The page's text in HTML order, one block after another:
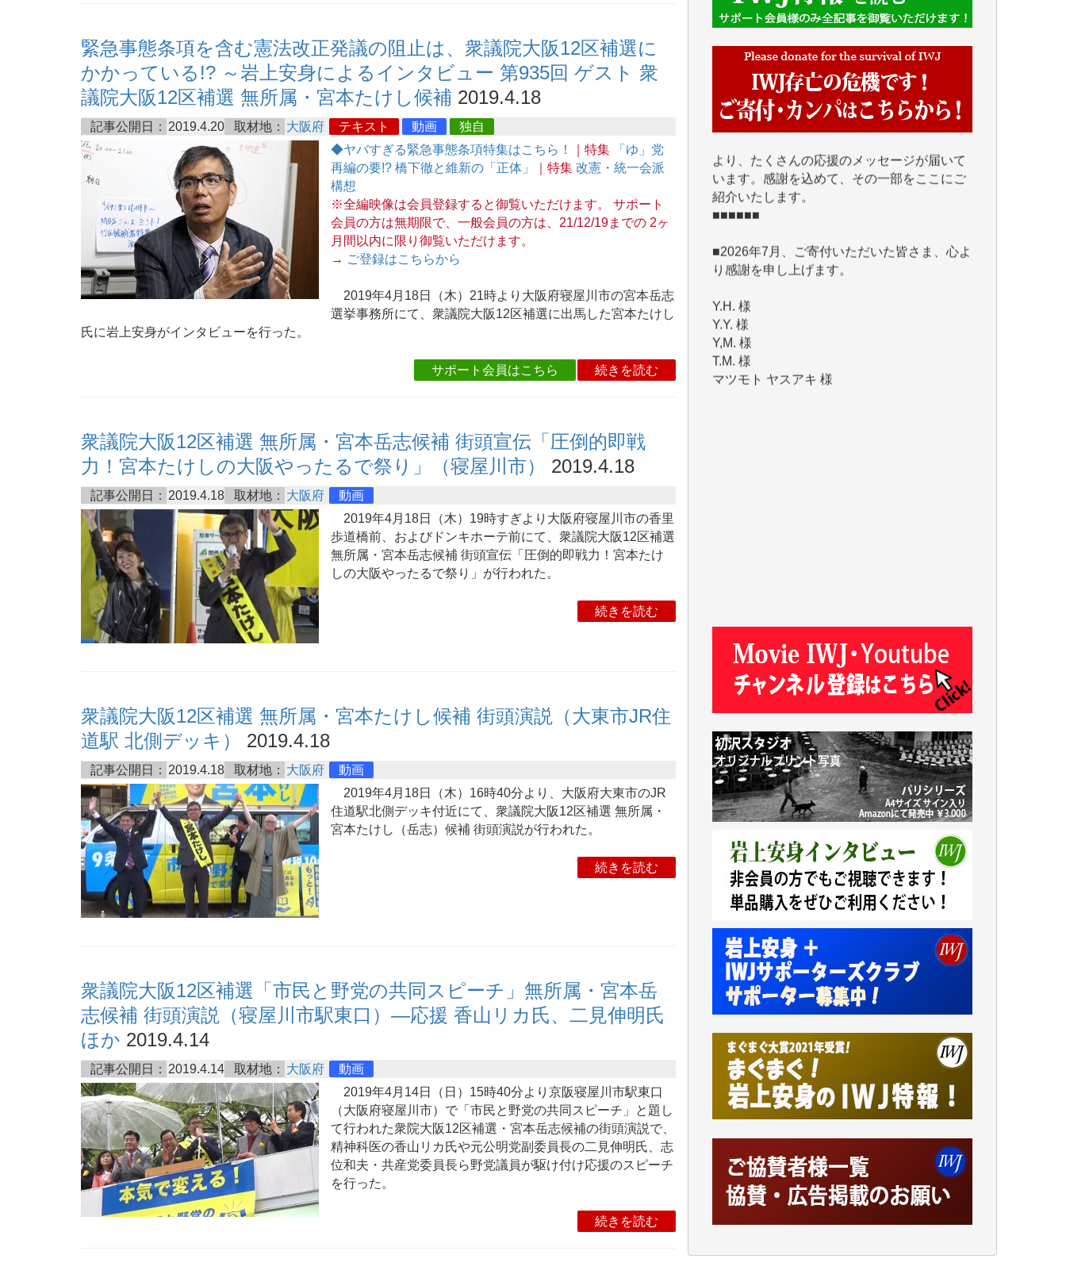
緊急事態条項を含む憲法改正発議の阻止は、衆議院大阪12区補選に
かかっている!? ～岩上安身によるインタビュー 第935回 ゲスト 衆
議院大阪12区補選 無所属・宮本たけし候補 2019.4.18
記事公開日： 2019.4.20 取材地： 大阪府 テキスト 動画
独自
◆ヤバすぎる緊急事態条項特集はこちら！
｜特集
「ゆ」党
再編の要!? 橋下徹と維新の「正体」
｜特集 改憲・統一会派
構想
※全編映像は会員登録すると御覧いただけます。 サポート
会員の方は無期限で、一般会員の方は、21/12/19までの 2ヶ
月間以内に限り御覧いただけます。
→ ご登録はこちらから
2019年4月18日（木）21時より大阪府寝屋川市の宮本岳志
選挙事務所にて、衆議院大阪12区補選に出馬した宮本たけし
氏に岩上安身がインタビューを行った。
サポート会員はこちら 続きを読む
衆議院大阪12区補選 無所属・宮本岳志候補 街頭宣伝「圧倒的即戦
力！宮本たけしの大阪やったるで祭り」（寝屋川市）
2019.4.18
記事公開日： 2019.4.18 取材地： 大阪府
動画
2019年4月18日（木）19時すぎより大阪府寝屋川市の香里
歩道橋前、およびドンキホーテ前にて、衆議院大阪12区補選
無所属・宮本岳志候補 街頭宣伝「圧倒的即戦力！宮本たけ
しの大阪やったるで祭り」が行われた。
続きを読む
衆議院大阪12区補選 無所属・宮本たけし候補 街頭演説（大東市JR住
道駅 北側デッキ）
2019.4.18
記事公開日： 2019.4.18 取材地： 大阪府
動画
2019年4月18日（木）16時40分より、大阪府大東市のJR
住道駅北側デッキ付近にて、衆議院大阪12区補選 無所属・
宮本たけし（岳志）候補 街頭演説が行われた。
続きを読む
衆議院大阪12区補選「市民と野党の共同スピーチ」無所属・宮本岳
志候補 街頭演説（寝屋川市駅東口）―応援 香山リカ氏、二見伸明氏
ほか 2019.4.14
記事公開日： 2019.4.14 取材地： 大阪府
動画
2019年4月14日（日）15時40分より京阪寝屋川市駅東口
（大阪府寝屋川市）で「市民と野党の共同スピーチ」と題し
て行われた衆院大阪12区補選・宮本岳志候補の街頭演説で、
精神科医の香山リカ氏や元公明党副委員長の二見伸明氏、志
位和夫・共産党委員長ら野党議員が駆け付け応援のスピーチ
を行った。
続きを読む
■■■■■■
IWJには、ご寄付・カンパをいただいた方々
より、たくさんの応援のメッセージが届いて
■■■■■■
■2026年7月、ご寄付いただいた皆さま、心よ
り感謝を申し上げます。
Y.H. 様
Y.Y. 様
T.M. 様
マツモト ヤスアキ 様
マシオン 恵美香 様
岩井 祐子 様
吉村 隆子 様
マシオン恵美香 様
平野智生 様
山本賢二 様
吉住俊昭 様
徳山匡 様
金 盛起 様
塩川 晃平 様
松本益美 様
井出 隆太 様
及川昭男 様
岩井祐子 様
藤田英之 様
藤岡比左志 様
井出 隆太 様
小池説夫 様
アオキカナメ 様
諸般の事情によりIWJ会費払えず今は非会員
です。市民側に立つ講演会にIWJのカメラマ
ンをよく拝見しております。コンテンツが失
われるのはあまりにもったいない。少しでも
今日、僅かですがカンパしました。（T.M.
様）
の妻を抱えている私にとっては精一杯のカン
パです。
かねてよりIWJが発してきた膨大な取材記事
や解説記事、そして各界の方々とのインタビ
ューは大袈裟ではなく、極めて重要な知的財